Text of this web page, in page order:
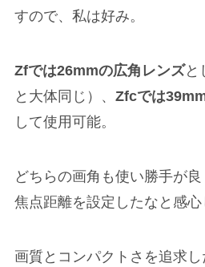
すので、私は好み。
Zfでは26mmの広角レンズと
と大体同じ）、 Zfcでは
して使用可能。
どちらの画角も使い勝手が
焦点距離を設定したなと感心
画質とコンパクトさを追求